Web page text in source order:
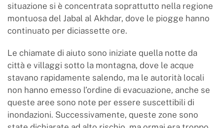
situazione si è concentrata soprattutto nella regione
montuosa del Jabal al Akhdar, dove le piogge hanno
continuato per diciassette ore.
Le chiamate di aiuto sono iniziate quella notte da
città e villaggi sotto la montagna, dove le acque
stavano rapidamente salendo, ma le autorità locali
non hanno emesso l’ordine di evacuazione, anche se
queste aree sono note per essere suscettibili di
inondazioni. Successivamente, queste zone sono